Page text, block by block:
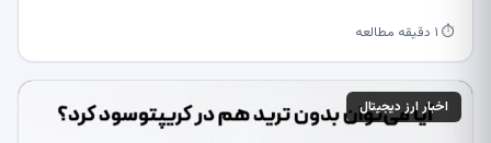
⏱ ۱ دقیقه مطالعه
اخبار ارز دیجیتال